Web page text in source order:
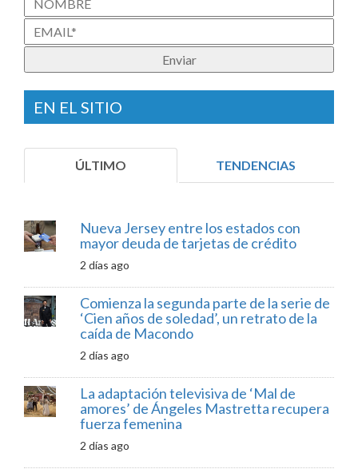
EN EL SITIO
ÚLTIMO TENDENCIAS
Nueva Jersey entre los estados con
mayor deuda de tarjetas de crédito
2 días ago
Comienza la segunda parte de la serie de
‘Cien años de soledad’, un retrato de la
caída de Macondo
2 días ago
La adaptación televisiva de ‘Mal de
amores’ de Ángeles Mastretta recupera
fuerza femenina
2 días ago